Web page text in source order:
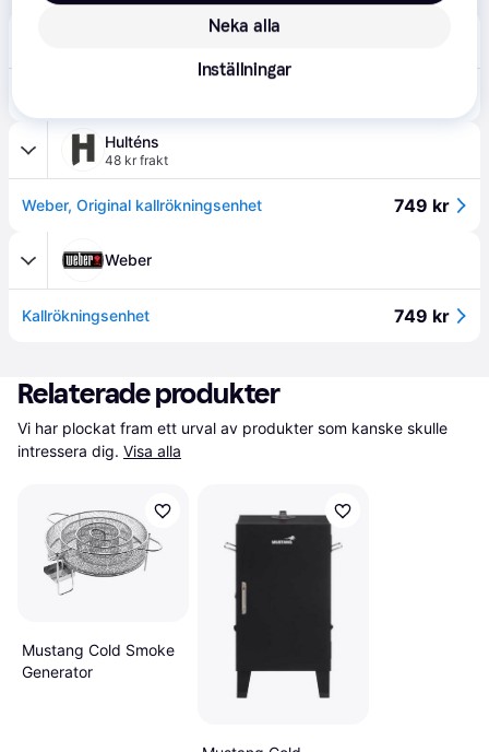
Hulténs
48 kr frakt
Weber, Original kallrökningsenhet 749 kr
Weber
Kallrökningsenhet 749 kr
Relaterade produkter
Vi har plockat fram ett urval av produkter som kanske skulle
intressera dig. Visa alla
Mustang Cold Smoke
Generator
Neka alla
Inställningar